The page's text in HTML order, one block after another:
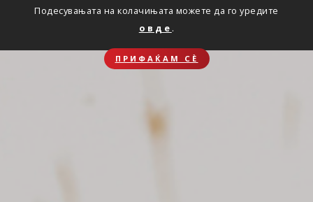
Подесувањата на колачињата можете да го уредите
овде .
ПРИФАЌАМ СЀ